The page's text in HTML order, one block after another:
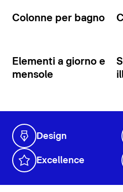
Colonne per bagno
Elementi a giorno e
mensole
Design
Excellence